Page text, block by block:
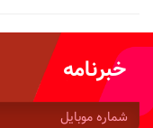
خبرنامه
شماره